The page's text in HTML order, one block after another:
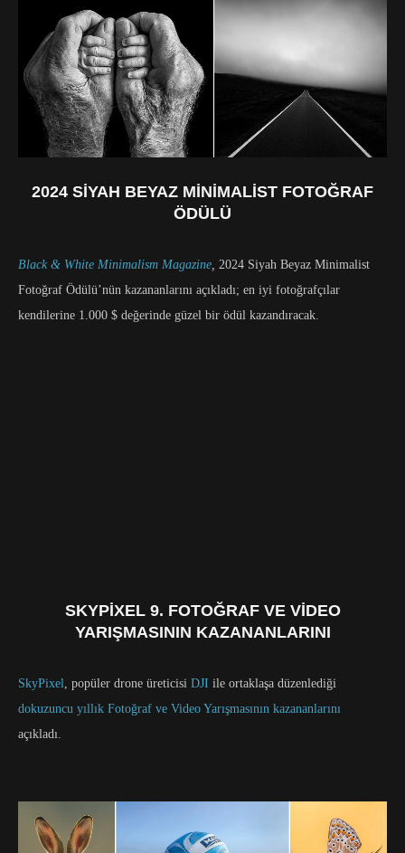
2024 SIYAH BEYAZ MINIMALIST FOTOĞRAF
ÖDÜLÜ
Black & White Minimalism Magazine 2024 Siyah Beyaz Minimalist
Fotoğraf Ödülü’nün kazananlarını açıkladı; en iyi fotoğrafçılar
kendilerine 1.000 $ değerinde güzel bir ödül kazandıracak.
SKYPIXEL 9. FOTOĞRAF VE VIDEO
YARIŞMASININ KAZANANLARINI
SkyPixel , popüler drone üreticisi DJI ile ortaklaşa düzenlediği
dokuzuncu yıllık Fotoğraf ve Video Yarışmasının kazananlarını
açıkladı.